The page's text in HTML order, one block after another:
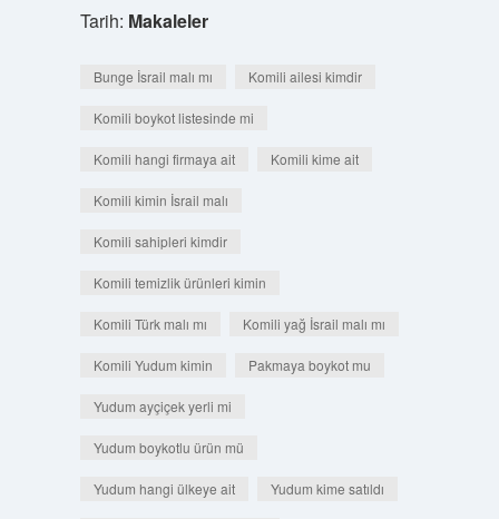
Tarih: Makaleler
Bunge İsrail malı mı Komili ailesi kimdir
Komili boykot listesinde mi
Komili hangi firmaya ait Komili kime ait
Komili kimin İsrail malı
Komili sahipleri kimdir
Komili temizlik ürünleri kimin
Komili Türk malı mı Komili yağ İsrail malı mı
Komili Yudum kimin Pakmaya boykot mu
Yudum ayçiçek yerli mi
Yudum boykotlu ürün mü
Yudum hangi ülkeye ait Yudum kime satıldı